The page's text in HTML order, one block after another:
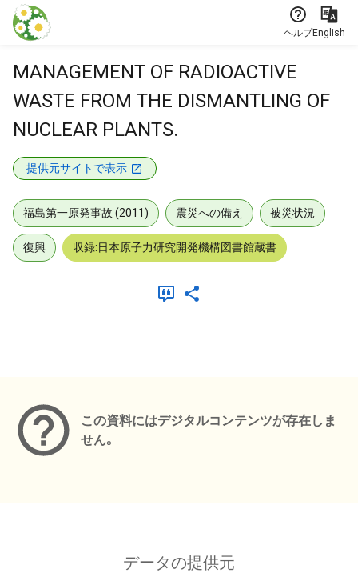
本文に飛ぶ
ヘルプEnglish
MANAGEMENT OF RADIOACTIVE
WASTE FROM THE DISMANTLING OF
NUCLEAR PLANTS.
提供元サイトで表示
福島第一原発事故 (2011) 震災への備え 被災状況
復興 収録:日本原子力研究開発機構図書館蔵書
この資料にはデジタルコンテンツが存在しま
せん。
データの提供元